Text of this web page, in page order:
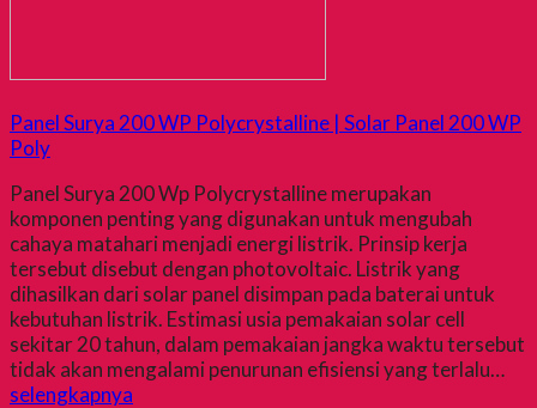
Panel Surya 200 WP Polycrystalline | Solar Panel 200 WP
Poly
Panel Surya 200 Wp Polycrystalline merupakan
komponen penting yang digunakan untuk mengubah
cahaya matahari menjadi energi listrik. Prinsip kerja
tersebut disebut dengan photovoltaic. Listrik yang
dihasilkan dari solar panel disimpan pada baterai untuk
kebutuhan listrik. Estimasi usia pemakaian solar cell
sekitar 20 tahun, dalam pemakaian jangka waktu tersebut
tidak akan mengalami penurunan efisiensi yang terlalu…
selengkapnya